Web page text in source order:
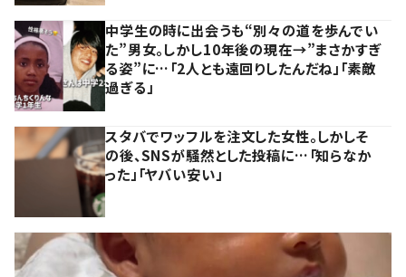
中学生の時に出会うも“別々の道を歩んでい
た”男女。しかし10年後の現在→”まさかすぎ
る姿”に…「2人とも遠回りしたんだね」「素敵
過ぎる」
スタバでワッフルを注文した女性。しかしそ
の後、SNSが騒然とした投稿に…「知らなか
った」「ヤバい安い」